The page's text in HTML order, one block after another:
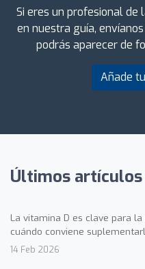
Si eres un profesional de
en nuestra guía,
podrás aparecer de
Añade
Últimos
La vitamina D es clave para
cuándo conviene
14 Feb 2026